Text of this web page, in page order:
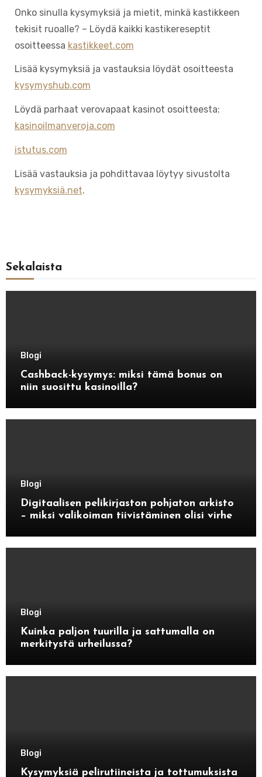
Onko sinulla kysymyksiä ja mietit, minkä kastikkeen
tekisit ruoalle? – Löydä kaikki kastikereseptit
osoitteessa kastikkeet.com
Lisää kysymyksiä ja vastauksia löydät osoitteesta
kysymyshub.com
Löydä parhaat verovapaat kasinot osoitteesta:
kasinoilmanveroja.com
istutus.com
Lisää vastauksia ja pohdittavaa löytyy sivustolta
kysymyksiä.net.
Sekalaista
Blogi
Cashback-kysymys: miksi tämä bonus on
niin suosittu kasinoilla?
Blogi
Digitaalisen pelikirjaston pohjaton arkisto
– miksi valikoiman tiivistäminen olisi virhe
Blogi
Kuinka paljon tuurilla ja sattumalla on
merkitystä urheilussa?
Blogi
Kysymyksiä pelirutiineista ja tottumuksista